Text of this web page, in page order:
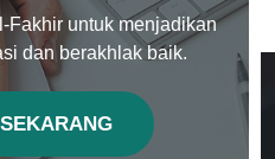
Fakhir untuk menjadikan
dan berakhlak baik.